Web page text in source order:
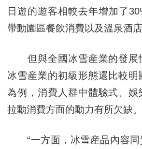
日遊的遊客相較去年增加了
帶動園區餐飲消費以及溫泉酒店
但與全國冰雪産業的發展
冰雪産業的初級形態還比較明
為例，消費人群中體驗式、娛
拉動消費方面的動力有所欠缺。
“一方面，冰雪産品內容同